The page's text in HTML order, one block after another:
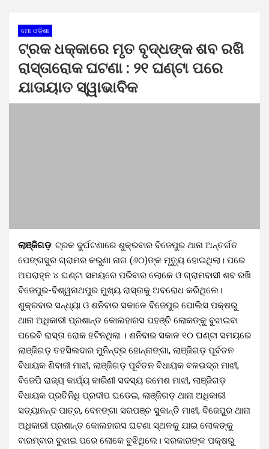
ମୋ ଓଡ଼ିଶା
ଟ୍ରକ ଧକ୍କାରେ ମୃତ ବୃଦ୍ଧଙ୍କ ଶବ ରଖି
ରାସ୍ତାରୋକ ଘଟଣା : ୨୧ ଘଣ୍ଟା ପରେ
ଯାତାୟାତ ସ୍ୱାଭାବିକ
ଲାଞ୍ଜିଗଡ଼: ଟ୍ରକ ଦୁର୍ଘଟଣାରେ ଶୁକ୍ରବାର ବିଜେପୁର ଥାନା ଅନ୍ତର୍ଗତ
ପେଙ୍ଗସୁର ଗ୍ରାମର କରୁଣା ନାଗ (୬୦)ଙ୍କ ମୃତ୍ୟୁ ହୋଇଥିଲା। ପରେ
ଅପରାହ୍ନ ୪ ଘଣ୍ଟା ସମୟରେ ପରିବାର ଲୋକେ ଓ ଗ୍ରାମବାସୀ ଶବ ରଖି
ବିଜେପୁର-ବିଶ୍ୱନାଥପୁର ମୁଖ୍ୟ ରାସ୍ତାକୁ ଅବରୋଧ କରିଥିଲେ।
ଶୁକ୍ରବାର ସନ୍ଧ୍ୟା ଓ ଶନିବାର ସକାଳେ ବିଜେପୁର ପୋଲିସ ପକ୍ଷରୁ
ଥାନା ଅଧିକାରୀ ପ୍ରଶାନ୍ତ କୋଲହାରସ ପହଞ୍ଚି ଲୋକଙ୍କୁ ବୁଝାଇବା
ପରେବି ରାସ୍ତା ରୋକ ହଟିନଥିଲା । ଶନିବାର ସକାଳ ୧୦ ଘଣ୍ଟା ସମୟରେ
ଲାଞ୍ଜିଗଡ଼ ତହସିଲଦାର ମୁନିନ୍ଦ୍ର ହୋନ୍ନାଙ୍ଗା, ଲାଞ୍ଜିଗଡ଼ ପୂର୍ବତନ
ବିଧାୟକ ଶିବାଜୀ ମାଝୀ, ଲାଞ୍ଜିଗଡ଼ ପୂର୍ବତନ ବିଧାୟକ ବଳଭଦ୍ର ମାଝୀ,
ବିଜେପି ରାଜ୍ୟ କାର୍ଯ୍ୟ କାରିଣୀ ସଦସ୍ୟ ରମେଶ ମାଝୀ, ଲାଞ୍ଜିଗଡ଼
ବିଧାୟକ ପ୍ରତିନିଧି ପ୍ରଦୀପ ଘଡେଇ, ଲାଞ୍ଜିଗଡ଼ ଥାନା ଅଧିକାରୀ
ସତ୍ୟାନନ୍ଦ ପାତ୍ର, ବେନଙ୍ଗା ସରପଞ୍ଚ ସୁକାନ୍ତି ମାଝୀ, ବିଜେପୁର ଥାନା
ଅଧିକାରୀ ପ୍ରଶାନ୍ତ କୋଲହାରସ ଘଟଣା ସ୍ଥଳକୁ ଯାଇ ଲୋକଙ୍କୁ
ବାରମ୍ବାର ବୁଝାଇ ପରେ ଲୋକେ ବୁଝିଥିଲେ। ସରକାରଙ୍କ ପକ୍ଷରୁ